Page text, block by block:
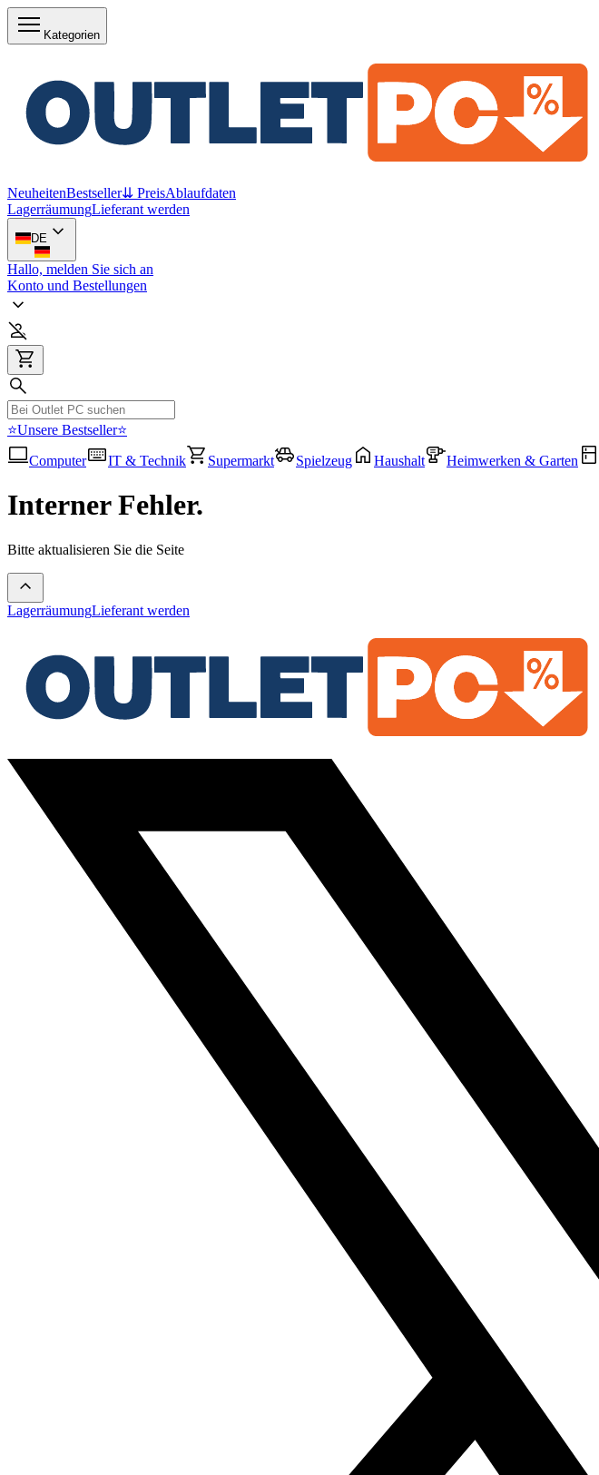
Kategorien
NeuheitenBestseller⇊ PreisAblaufdaten
LagerräumungLieferant werden
DE
Hallo, melden Sie sich an
Konto und Bestellungen
⭐Unsere Bestseller⭐
Computer
IT & Technik Supermarkt Spielzeug Haushalt Heimwerken & Garten
Interner Fehler.
Bitte aktualisieren Sie die Seite
LagerräumungLieferant werden